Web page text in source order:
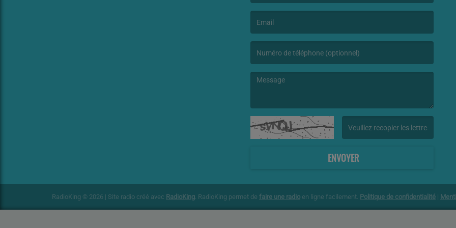
ENVOYER
RadioKing © 2026 | Site radio créé avec RadioKing. RadioKing permet de faire une radio en ligne facilement. Politique de confidentialité |